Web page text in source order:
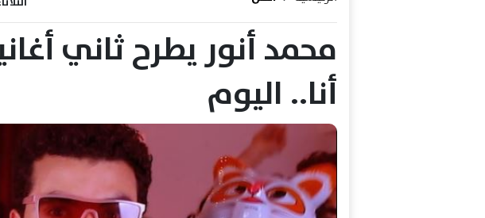
محمد أنور يطرح ثاني
أنا.. اليوم